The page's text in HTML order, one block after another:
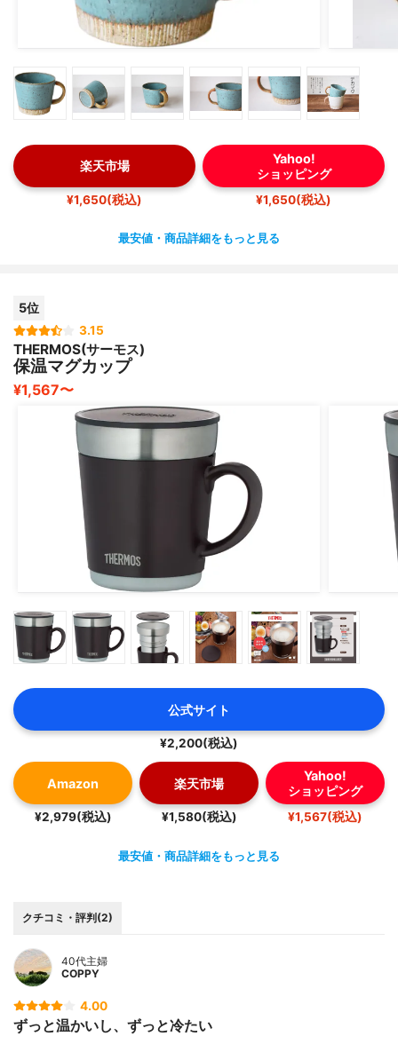
楽天市場
¥1,650(税込)
Yahoo!
ショッピング
¥1,650(税込)
最安値・商品詳細をもっと見る
5位
3.15
THERMOS(サーモス)
保温マグカップ
¥1,567〜
公式サイト
¥2,200(税込)
Amazon
¥2,979(税込)
楽天市場
¥1,580(税込)
Yahoo!
ショッピング
¥1,567(税込)
最安値・商品詳細をもっと見る
クチコミ・評判(2)
40代主婦
COPPY
4.00
ずっと温かいし、ずっと冷たい